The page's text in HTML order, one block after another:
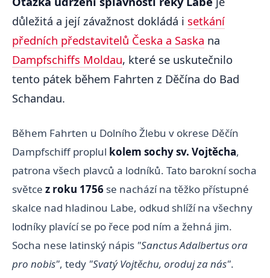
důležitá a její závažnost dokládá i setkání
předních představitelů Česka a Saska na
Dampfschiffs Moldau, které se uskutečnilo
tento pátek během Fahrten z Děčína do Bad
Schandau.
Během Fahrten u Dolního Žlebu v okrese Děčín
Dampfschiff proplul kolem sochy sv. Vojtěcha,
patrona všech plavců a lodníků. Tato barokní socha
světce z roku 1756 se nachází na těžko přístupné
skalce nad hladinou Labe, odkud shlíží na všechny
lodníky plavící se po řece pod ním a žehná jim.
Socha nese latinský nápis "Sanctus Adalbertus ora
pro nobis", tedy "Svatý Vojtěchu, oroduj za nás".